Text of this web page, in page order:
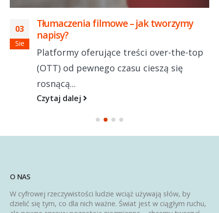
03
Sie
Tłumaczenia filmowe – jak tworzymy
napisy?
Platformy oferujące treści over-the-top
(OTT) od pewnego czasu cieszą się
rosnącą...
Czytaj dalej
O NAS
W cyfrowej rzeczywistości ludzie wciąż używają słów, by
dzielić się tym, co dla nich ważne. Świat jest w ciągłym ruchu,